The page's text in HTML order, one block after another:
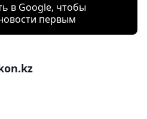
в Google, чтобы
первым